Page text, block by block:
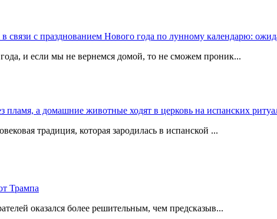
связи с празднованием Нового года по лунному календарю:
и если мы не вернемся домой, то не сможем проник...
а домашние животные ходят в церковь на испанских
традиция, которая зародилась в испанской ...
Трампа
оказался более решительным, чем предсказыв...